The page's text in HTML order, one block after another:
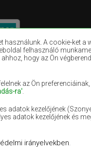
A cookie-ket
felhasználó
hogy az Ön
az Ön
ra'
adatok kezelőjének
adatok kezelőjének és
irányelvekben.
Sötétkék
Szürke